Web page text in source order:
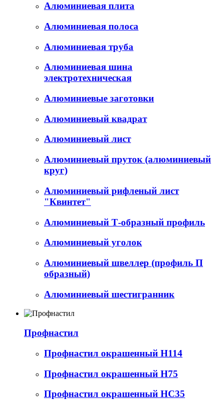
Алюминиевая плита
Алюминиевая полоса
Алюминиевая труба
Алюминиевая шина
электротехническая
Алюминиевые заготовки
Алюминиевый квадрат
Алюминиевый лист
Алюминиевый пруток (алюминиевый
круг)
Алюминиевый рифленый лист
"Квинтет"
Алюминиевый Т-образный профиль
Алюминиевый уголок
Алюминиевый швеллер (профиль П
образный)
Алюминиевый шестигранник
Профнастил
Профнастил окрашенный Н114
Профнастил окрашенный Н75
Профнастил окрашенный НС35